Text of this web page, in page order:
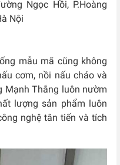
Ngọc Hồi, P.Hoàng
Nội
mẫu mã cũng không
cơm, nồi nấu cháo và
Mạnh Thắng luôn nườm
lượng sản phẩm luôn
nghệ tân tiến và tích